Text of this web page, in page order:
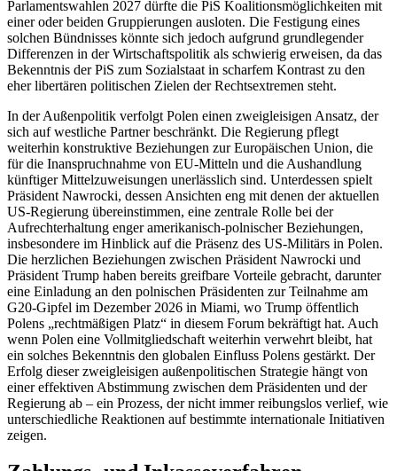
Parlamentswahlen 2027 dürfte die PiS Koalitionsmöglichkeiten mit
einer oder beiden Gruppierungen ausloten. Die Festigung eines
solchen Bündnisses könnte sich jedoch aufgrund grundlegender
Differenzen in der Wirtschaftspolitik als schwierig erweisen, da das
Bekenntnis der PiS zum Sozialstaat in scharfem Kontrast zu den
eher libertären politischen Zielen der Rechtsextremen steht.
In der Außenpolitik verfolgt Polen einen zweigleisigen Ansatz, der
sich auf westliche Partner beschränkt. Die Regierung pflegt
weiterhin konstruktive Beziehungen zur Europäischen Union, die
für die Inanspruchnahme von EU-Mitteln und die Aushandlung
künftiger Mittelzuweisungen unerlässlich sind. Unterdessen spielt
Präsident Nawrocki, dessen Ansichten eng mit denen der aktuellen
US-Regierung übereinstimmen, eine zentrale Rolle bei der
Aufrechterhaltung enger amerikanisch-polnischer Beziehungen,
insbesondere im Hinblick auf die Präsenz des US-Militärs in Polen.
Die herzlichen Beziehungen zwischen Präsident Nawrocki und
Präsident Trump haben bereits greifbare Vorteile gebracht, darunter
eine Einladung an den polnischen Präsidenten zur Teilnahme am
G20-Gipfel im Dezember 2026 in Miami, wo Trump öffentlich
Polens „rechtmäßigen Platz“ in diesem Forum bekräftigt hat. Auch
wenn Polen eine Vollmitgliedschaft weiterhin verwehrt bleibt, hat
ein solches Bekenntnis den globalen Einfluss Polens gestärkt. Der
Erfolg dieser zweigleisigen außenpolitischen Strategie hängt von
einer effektiven Abstimmung zwischen dem Präsidenten und der
Regierung ab – ein Prozess, der nicht immer reibungslos verlief, wie
unterschiedliche Reaktionen auf bestimmte internationale Initiativen
zeigen.